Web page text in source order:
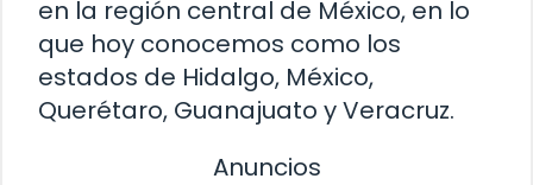
en la región central de México, en lo
que hoy conocemos como los
estados de Hidalgo, México,
Querétaro, Guanajuato y Veracruz.
Anuncios